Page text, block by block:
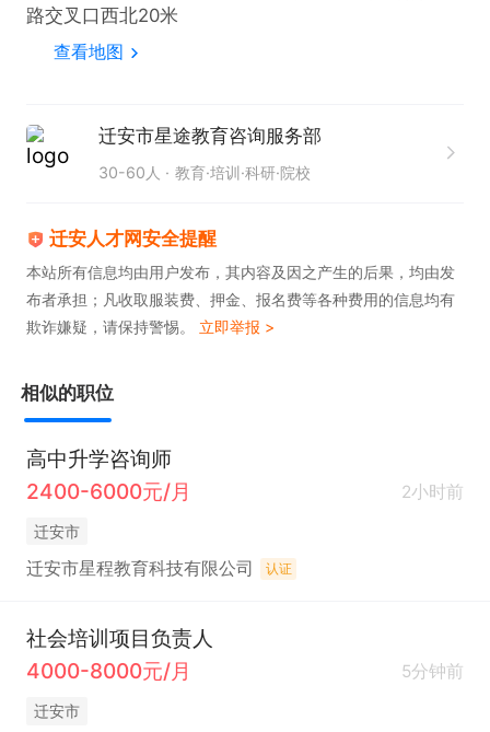
路交叉口西北20米
查看地图
迁安市星途教育咨询服务部
30-60人 教育·培训·科研·院校
迁安人才网安全提醒
本站所有信息均由用户发布，其内容及因之产生的后果，均由发
布者承担；凡收取服装费、押金、报名费等各种费用的信息均有
欺诈嫌疑，请保持警惕。 立即举报 >
相似的职位
高中升学咨询师
2400-6000元/月
2小时前
迁安市
迁安市星程教育科技有限公司 认证
社会培训项目负责人
4000-8000元/月
5分钟前
迁安市